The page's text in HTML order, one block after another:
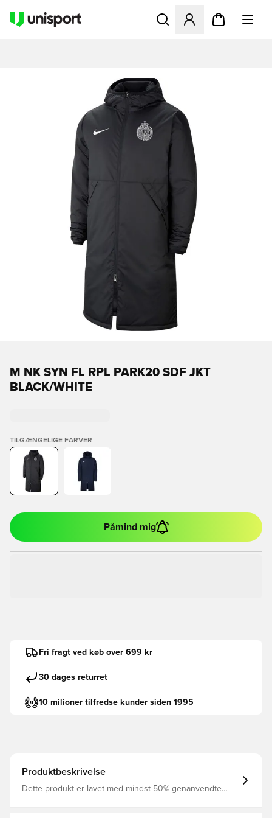
Åbner en Modal til at
M NK SYN FL RPL PARK20 SDF JKT
BLACK/WHITE
TILGÆNGELIGE FARVER
Påmind mig
Fri fragt ved køb over 699 kr
30 dages returret
10 milioner tilfredse kunder siden 1995
Produktbeskrivelse
Dette produkt er lavet med mindst 50% genanvendte